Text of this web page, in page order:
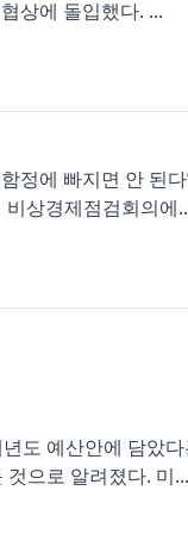
상에 돌입했다. ...
정에 빠지면 안 된
상경제점검회의에
도 예산안에 담았
으로 알려졌다. 미...